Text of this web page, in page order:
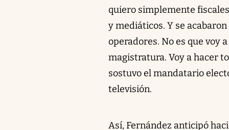
quiero simplemente
y mediáticos. Y se
operadores. No es que voy
magistratura. Voy a hacer
sostuvo el mandatario
televisión.
Así, Fernández anticipó